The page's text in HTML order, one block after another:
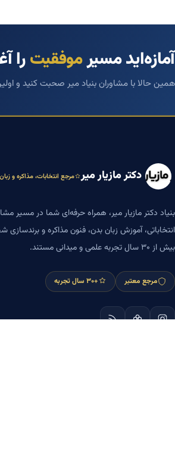
آمازه‌اید مسیرموفقیترا
همین حالا با مشاوران بنیاد میر صحبت کنید و
دکتر مازیار میر مرجع انتخابات، مذاکره و
بنیاد دکتر مازیار میر، همراه حرفه‌ای شما در مسیر
انتخاباتی، آموزش زبان بدن، فنون مذاکره و برندسازی
بیش از ۳۰ سال تجربه علمی و میدانی مستند.
مرجع معتبر +۳۰ سال تجربه